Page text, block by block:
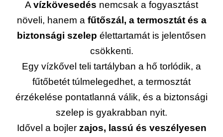
A vízkövesedés nemcsak a fogyasztást
növeli, hanem a fűtőszál, a termosztát és a
biztonsági szelep élettartamát is jelentősen
csökkenti.
Egy vízkővel teli tartályban a hő torlódik, a
fűtőbetét túlmelegedhet, a termosztát
érzékelése pontatlanná válik, és a biztonsági
szelep is gyakrabban nyit.
Idővel a bojler zajos, lassú és veszélyesen